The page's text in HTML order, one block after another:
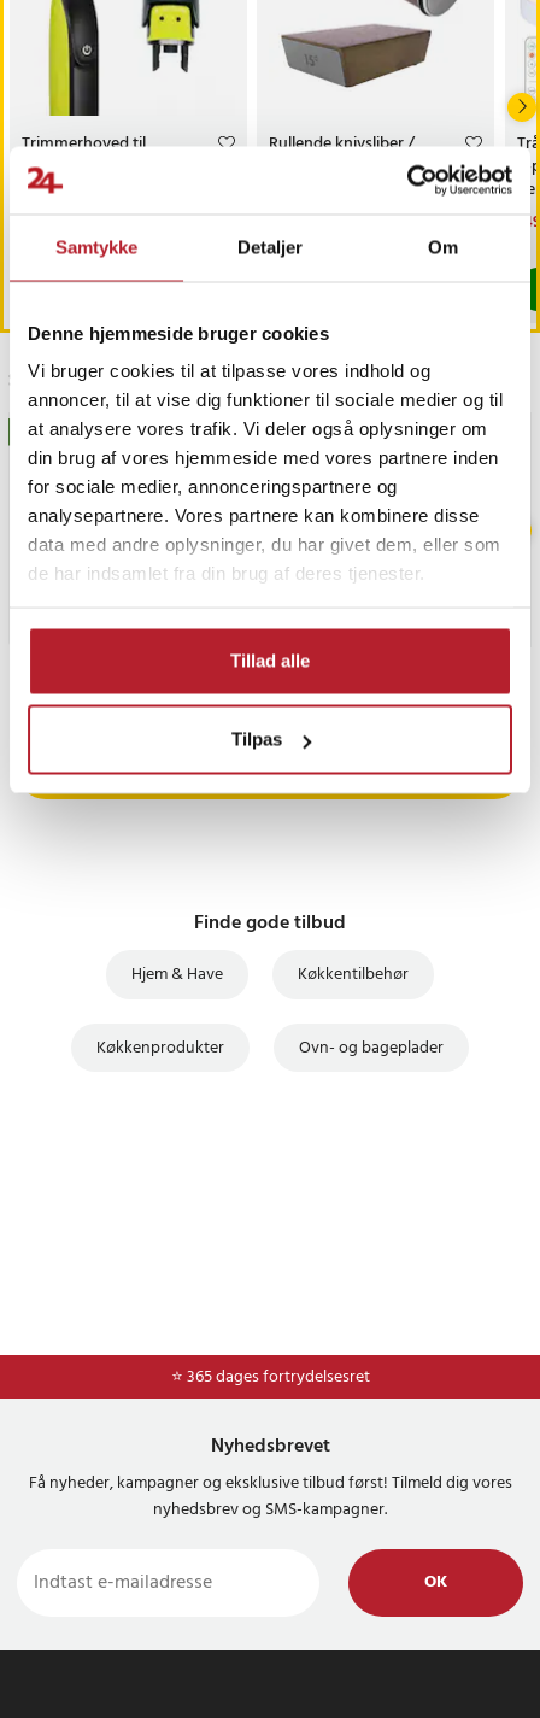
Samtykke Detaljer Om
Denne hjemmeside bruger cookies
Vi bruger cookies til at tilpasse vores indhold og
annoncer, til at vise dig funktioner til sociale medier og til
at analysere vores trafik. Vi deler også oplysninger om
din brug af vores hjemmeside med vores partnere inden
for sociale medier, annonceringspartnere og
analysepartnere. Vores partnere kan kombinere disse
data med andre oplysninger, du har givet dem, eller som
de har indsamlet fra din brug af deres tjenester.
Tillad alle
Tilpas
Trimmerhoved til
næsehår til Philips
OneBlade /
næsetrimmerhoved
Findes på lager, Leveres i løbet af 1-2 hverdage
Køb
Rullende knivsliber /
magnetisk slibestøtte /
diamantbryne 400/1000 /
Kommer 2026-08-14
Sidst besøgt
BESTSELLERE GAVEIDÉ
PRISGARANTI
UDSALG
Finde gode tilbud
Hjem & Have Køkkentilbehør
Køkkenprodukter Ovn- og bageplader
⭐ 365 dages fortrydelsesret
⭐ Nem og sikker betaling med mobilepay og dankort
Nyhedsbrevet
Få nyheder, kampagner og eksklusive tilbud først! Tilmeld dig vores
nyhedsbrev og SMS-kampagner.
OK